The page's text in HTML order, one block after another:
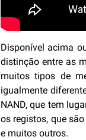
Disponível acima
distinção entre as
muitos tipos de
igualmente
NAND, que tem
os registos, que
e muitos outros.